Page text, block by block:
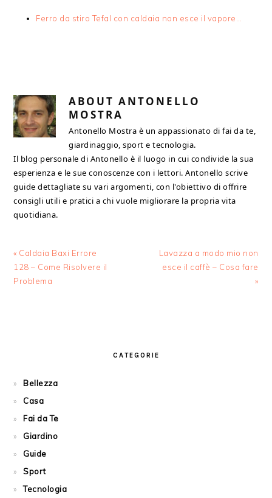
Ferro da stiro Tefal con caldaia non esce il vapore​…
ABOUTANTONELLO
MOSTRA
Antonello Mostra è un appassionato di fai da te,
giardinaggio, sport e tecnologia.
Il blog personale di Antonello è il luogo in cui condivide la sua
esperienza e le sue conoscenze con i lettori. Antonello scrive
guide dettagliate su vari argomenti, con l'obiettivo di offrire
consigli utili e pratici a chi vuole migliorare la propria vita
quotidiana.
Previous
Post:
« Caldaia Baxi Errore
128 – Come Risolvere il
Problema​
Next
Post:
Lavazza a modo mio non
esce il caffè​ – Cosa fare
»
CATEGORIE
Bellezza
Casa
Fai da Te
Giardino
Guide
Sport
Tecnologia